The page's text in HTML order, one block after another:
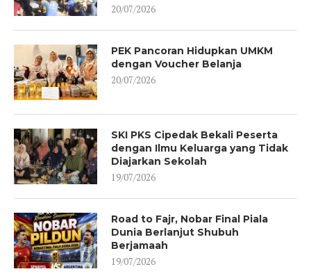
20/07/2026
PEK Pancoran Hidupkan UMKM
dengan Voucher Belanja
20/07/2026
SKI PKS Cipedak Bekali Peserta
dengan Ilmu Keluarga yang Tidak
Diajarkan Sekolah
19/07/2026
Road to Fajr, Nobar Final Piala
Dunia Berlanjut Shubuh
Berjamaah
19/07/2026